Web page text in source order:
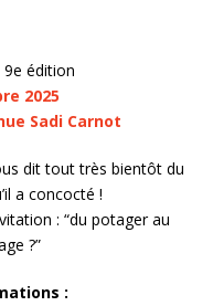
9e édition
2025
Sadi Carnot
dit tout très bientôt du
a concocté !
: “du potager au
?”
: